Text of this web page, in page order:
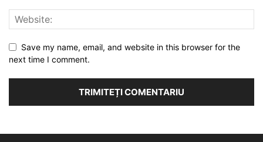
Save my name, email, and website in this browser for the
next time I comment.